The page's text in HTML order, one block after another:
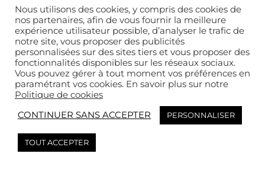
Les occasions pour déguster du champagne
Pour les particuliers
Pour les entreprises
Copyright 2022 © tous droits réservés. Champmarket.
Nous utilisons des cookies, y compris des cookies de
nos partenaires, afin de vous fournir la meilleure
expérience utilisateur possible, d’analyser le trafic de
notre site, vous proposer des publicités
personnalisées sur des sites tiers et vous proposer des
fonctionnalités disponibles sur les réseaux sociaux.
Vous pouvez gérer à tout moment vos préférences en
paramétrant vos cookies. En savoir plus sur notre
Politique de cookies
CONTINUER SANS ACCEPTER
PERSONNALISER
TOUT ACCEPTER